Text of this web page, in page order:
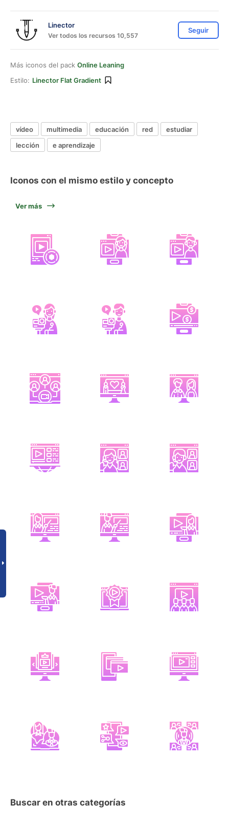
Linector
Ver todos los recursos 10,557
Seguir
Más iconos del pack Online Leaning
Estilo: Linector Flat Gradient
vídeo multimedia educación red
estudiar
lección
e aprendizaje
Iconos con el mismo estilo y concepto
Ver más
Buscar en otras categorías